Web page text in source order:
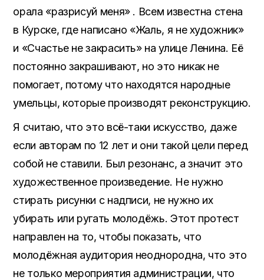
орала «разрисуй меня» . Всем известна стена
в Курске, где написано «Жаль, я не художник»
и «Счастье не закрасить» на улице Ленина. Её
постоянно закрашивают, но это никак не
помогает, потому что находятся народные
умельцы, которые производят реконструкцию.
Я считаю, что это всё-таки искусство, даже
если авторам по 12 лет и они такой цели перед
собой не ставили. Был резонанс, а значит это
художественное произведение. Не нужно
стирать рисунки с надписи, не нужно их
убирать или ругать молодёжь. Этот протест
направлен на то, чтобы показать, что
молодёжная аудитория неоднородна, что это
не только мероприятия администрации, что